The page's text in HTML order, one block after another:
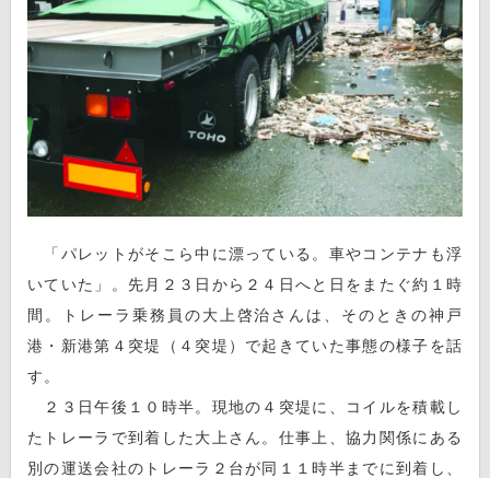
「パレットがそこら中に漂っている。車やコンテナも浮
いていた」。先月２３日から２４日へと日をまたぐ約１時
間。トレーラ乗務員の大上啓治さんは、そのときの神戸
港・新港第４突堤（４突堤）で起きていた事態の様子を話
す。
２３日午後１０時半。現地の４突堤に、コイルを積載し
たトレーラで到着した大上さん。仕事上、協力関係にある
別の運送会社のトレーラ２台が同１１時半までに到着し、